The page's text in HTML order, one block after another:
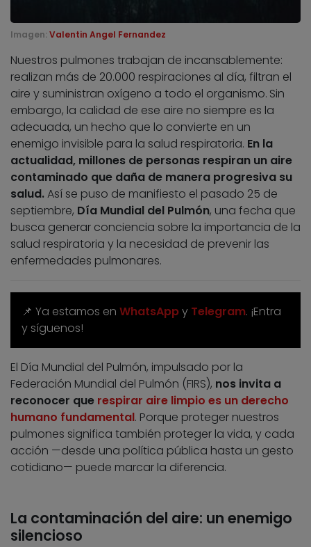
Imagen: Valentin Angel Fernandez
Nuestros pulmones trabajan de incansablemente:
realizan más de 20.000 respiraciones al día, filtran el
aire y suministran oxígeno a todo el organismo. Sin
embargo, la calidad de ese aire no siempre es la
adecuada, un hecho que lo convierte en un
enemigo invisible para la salud respiratoria. En la
actualidad, millones de personas respiran un aire
contaminado que daña de manera progresiva su
salud.Así se puso de manifiesto el pasado 25 de
septiembre, Día Mundial del Pulmón, una fecha que
busca generar conciencia sobre la importancia de la
salud respiratoria y la necesidad de prevenir las
enfermedades pulmonares.
📌 Ya estamos en WhatsAppy Telegram. ¡Entra
y síguenos!
El Día Mundial del Pulmón, impulsado por la
Federación Mundial del Pulmón (FIRS), nos invita a
reconocer que respirar aire limpio es un derecho
humano fundamental. Porque proteger nuestros
pulmones significa también proteger la vida, y cada
acción —desde una política pública hasta un gesto
cotidiano— puede marcar la diferencia.
La contaminación del aire: un enemigo
silencioso